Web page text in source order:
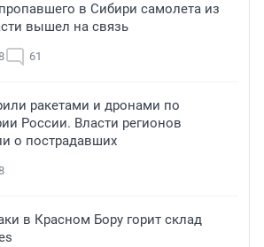
в Сибири самолета из
вышел на связь
61
ракетами и дронами по
России. Власти регионов
о пострадавших
в Красном Бору горит склад